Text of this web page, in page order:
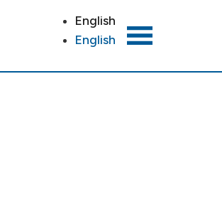
English
English